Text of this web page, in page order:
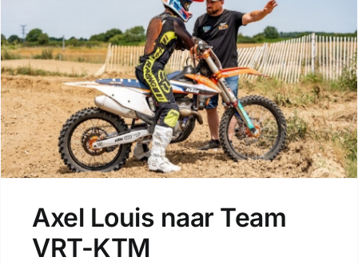
Axel Louis naar Team
VRT-KTM